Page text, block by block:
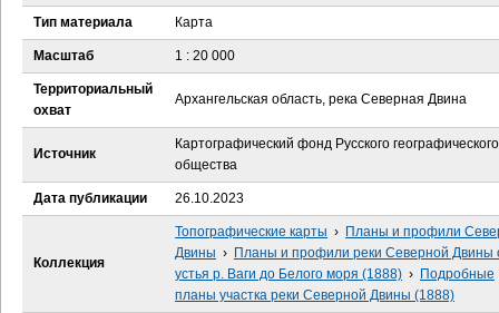
д
е
с
ь
Тип материала Карта
Масштаб 1 : 20 000
Территориальный
охват
Архангельская область, река Северная Двина
Источник
Картографический фонд Русского географического
общества
Дата публикации 26.10.2023
Коллекция
Топографические карты › Планы и профили
Двины › Планы и профили реки Северной Двины
устья р. Ваги до Белого моря (1888) › Подробные
планы участка реки Северной Двины (1888)